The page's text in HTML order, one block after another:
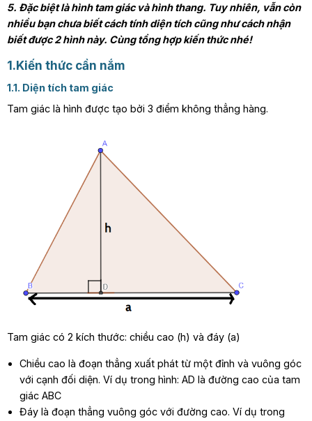
5. Đặc biệt là hình tam giác và hình thang. Tuy nhiên, vẫn còn
nhiều bạn chưa biết cách tính diện tích cũng như cách nhận
biết được 2 hình này. Cùng tổng hợp kiến thức nhé!
1.Kiến thức cần nắm
1.1. Diện tích tam giác
Tam giác là hình được tạo bởi 3 điểm không thẳng hàng.
Tam giác có 2 kích thước: chiều cao (h) và đáy (a)
Chiều cao là đoạn thẳng xuất phát từ một đỉnh và vuông góc
với cạnh đối diện. Ví dụ trong hình: AD là đường cao của tam
giác ABC
Đáy là đoạn thẳng vuông góc với đường cao. Ví dụ trong